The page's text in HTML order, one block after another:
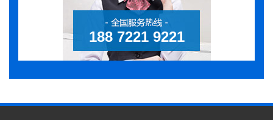
188 7221 9221